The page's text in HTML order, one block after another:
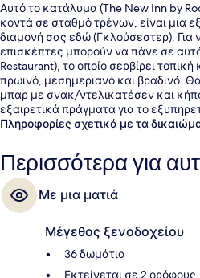
Αυτό το κατάλυμα (The New Inn by
κοντά σε σταθμό τρένων, είναι μια
διαμονή σας εδώ (Γκλούσεστερ). Για
επισκέπτες μπορούν να πάνε σε
Restaurant), το οποίο σερβίρει τοπική
πρωινό, μεσημεριανό και βραδινό.
μπαρ με σνακ/ντελικατέσεν και
εξαιρετικά πράγματα για το
Πληροφορίες σχετικά με τα
Περισσότερα για
Με μια ματιά
Μέγεθος ξενοδοχείου
36 δωμάτια
Εκτείνεται σε 2 ορόφους